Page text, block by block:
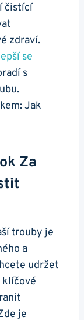
čistící
zdraví.
se
s
Za⁣
trouby je
a
udržet
klíčové
je